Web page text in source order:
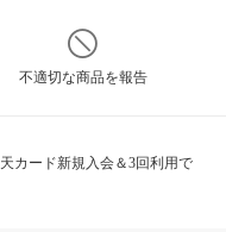
不適切な商品を報告
カード新規入会＆3回利用で